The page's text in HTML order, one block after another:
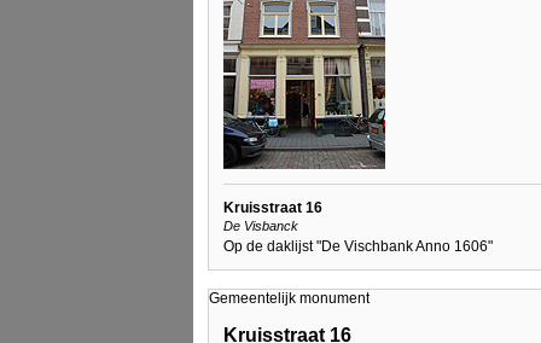
Kruisstraat 16
De Visbanck
Op de daklijst "De Vischbank Anno 1606"
Gemeentelijk monument
Kruisstraat 16